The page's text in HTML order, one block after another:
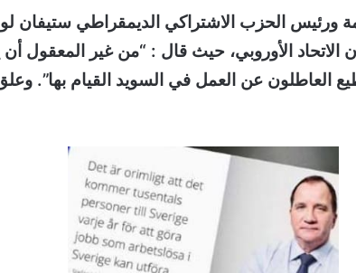
ورئيس الحزب الاشتراكي الديمقراطي ستيفان
الاتحاد الأوروبي، حيث قال : “من غير المعقول
العاطلون عن العمل في السويد القيام بها”.